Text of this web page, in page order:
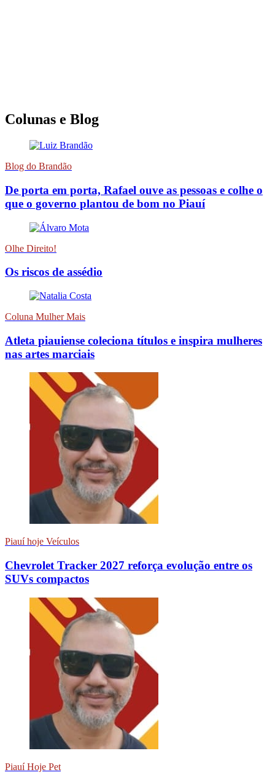
Colunas e Blog
Blog do Brandão
De porta em porta, Rafael ouve as pessoas e colhe o
que o governo plantou de bom no Piauí
Olhe Direito!
Os riscos de assédio
Coluna Mulher Mais
Atleta piauiense coleciona títulos e inspira mulheres
nas artes marciais
Piauí hoje Veículos
Chevrolet Tracker 2027 reforça evolução entre os
SUVs compactos
Piauí Hoje Pet